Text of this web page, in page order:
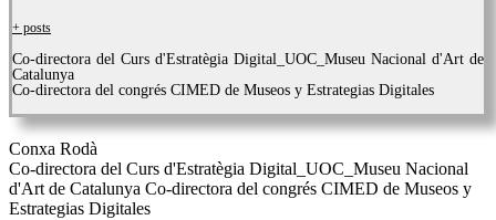
+ posts
Co-directora del Curs d'Estratègia Digital_UOC_Museu Nacional d'Art de
Catalunya
Co-directora del congrés CIMED de Museos y Estrategias Digitales
Conxa Rodà
Co-directora del Curs d'Estratègia Digital_UOC_Museu Nacional
d'Art de Catalunya Co-directora del congrés CIMED de Museos y
Estrategias Digitales